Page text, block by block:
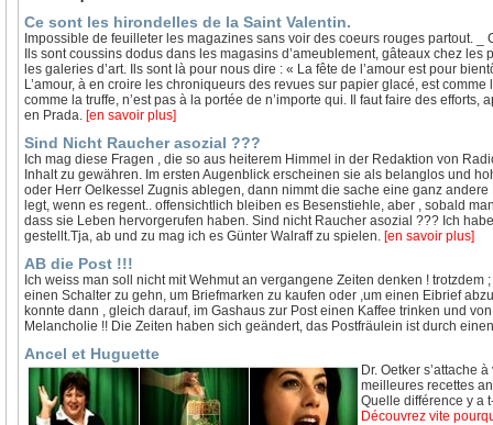
Ce sont les hirondelles de la Saint Valentin.
Impossible de feuilleter les magazines sans voir des coeurs rouges partout.
Ils sont coussins dodus dans les magasins d’ameublement, gâteaux chez
les galeries d’art. Ils sont là pour nous dire : « La fête de l’amour est pour
L’amour, à en croire les chroniqueurs des revues sur papier glacé, est
comme la truffe, n’est pas à la portée de n’importe qui. Il faut faire des
en Prada. [en savoir plus]
Sind Nicht Raucher asozial ???
Ich mag diese Fragen , die so aus heiterem Himmel in der Redaktion von
Inhalt zu gewähren. Im ersten Augenblick erscheinen sie als belanglos und
oder Herr Oelkessel Zugnis ablegen, dann nimmt die sache eine ganz
legt, wenn es regent.. offensichtlich bleiben es Besenstiehle, aber , sobald
dass sie Leben hervorgerufen haben. Sind nicht Raucher asozial ??? Ich
gestellt.Tja, ab und zu mag ich es Günter Walraff zu spielen. [en savoir plus]
AB die Post !!!
Ich weiss man soll nicht mit Wehmut an vergangene Zeiten denken !
einen Schalter zu gehn, um Briefmarken zu kaufen oder ,um einen Eibrief
konnte dann , gleich darauf, im Gashaus zur Post einen Kaffee trinken und
Melancholie !! Die Zeiten haben sich geändert, das Postfräulein ist durch
Ancel et Huguette
Dr. Oetker s’attache
meilleures recettes
Quelle différence y a
Découvrez vite